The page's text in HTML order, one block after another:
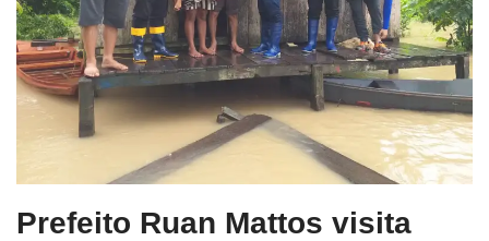
Prefeito Ruan Mattos visita